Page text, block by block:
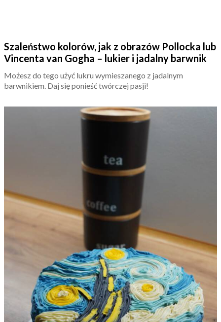
Szaleństwo kolorów, jak z obrazów Pollocka lub
Vincenta van Gogha – lukier i jadalny barwnik
Możesz do tego użyć lukru wymieszanego z jadalnym
barwnikiem. Daj się ponieść twórczej pasji!